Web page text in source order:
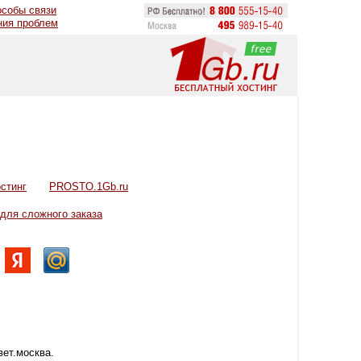
связи
проблем
PROSTO.1Gb.ru
сложного заказа